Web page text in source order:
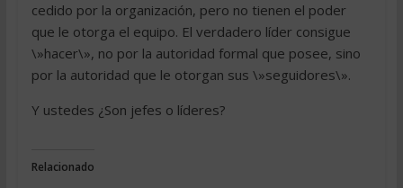
cedido por la organización, pero no tienen el poder
que le otorga el equipo. El verdadero líder consigue
\»hacer\», no por la autoridad formal que posee, sino
por la autoridad que le otorgan sus \»seguidores\».
Y ustedes ¿Son jefes o líderes?
Relacionado